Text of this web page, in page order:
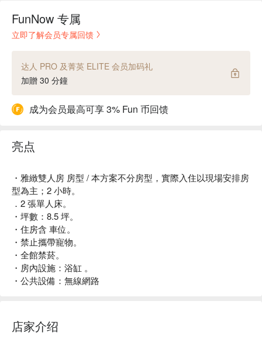
FunNow 专属
立即了解会员专属回馈
达人 PRO 及菁英 ELITE 会员加码礼
加贈 30 分鐘
成为会员最高可享 3% Fun 币回馈
亮点
・雅緻雙人房 房型 / 本方案不分房型，實際入住以現場安排房
型為主；2 小時。
．2 張單人床。
・坪數：8.5 坪。
・住房含 車位。
・禁止攜帶寵物。
・全館禁菸。
・房內設施：浴缸 。
・公共設備：無線網路
店家介绍